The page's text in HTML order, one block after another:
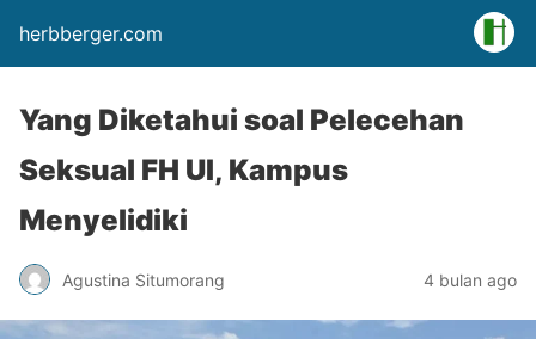
herbberger.com
Yang Diketahui soal Pelecehan
Seksual FH UI, Kampus
Menyelidiki
Agustina Situmorang 4 bulan ago